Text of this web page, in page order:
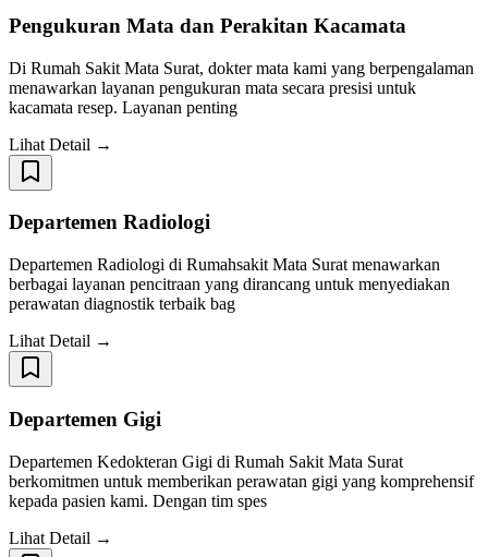
Pengukuran Mata dan Perakitan Kacamata
Di Rumah Sakit Mata Surat, dokter mata kami yang berpengalaman
menawarkan layanan pengukuran mata secara presisi untuk
kacamata resep. Layanan penting
Lihat Detail →
Departemen Radiologi
Departemen Radiologi di Rumahsakit Mata Surat menawarkan
berbagai layanan pencitraan yang dirancang untuk menyediakan
perawatan diagnostik terbaik bag
Lihat Detail →
Departemen Gigi
Departemen Kedokteran Gigi di Rumah Sakit Mata Surat
berkomitmen untuk memberikan perawatan gigi yang komprehensif
kepada pasien kami. Dengan tim spes
Lihat Detail →